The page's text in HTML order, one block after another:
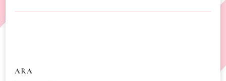
ARA